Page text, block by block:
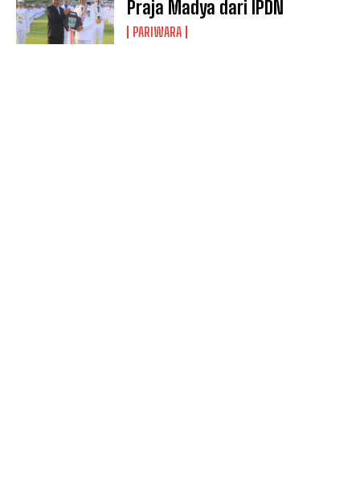
Praja Madya dari IPDN
PARIWARA